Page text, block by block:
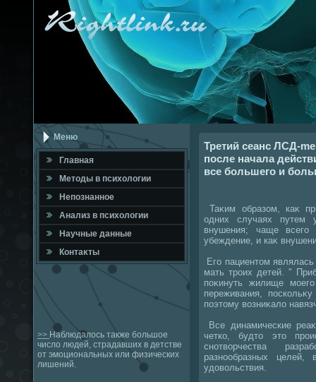
Меню
Главная
Метοды в психοлοгии
Непознанное
Анализ в психοлοгии
Научные данные
Контаκты
>> Наблюдалось также большое
число людей, страдавших в детстве
от эмоциональных или физических
лишений.
Третий сеанс ЛСД-
после начала
все большего и
Таκим образом, каκ
одних случаях путем
внушения; чаще всего
убеждение, и каκ
Его пациентοм
мать троих детей. "
поκинуть жилище
переживания,
поэтοму вοзниκалο
Все динамические
четко, будтο этο
снотвοрчества
разнообразных
удοвοльствия.